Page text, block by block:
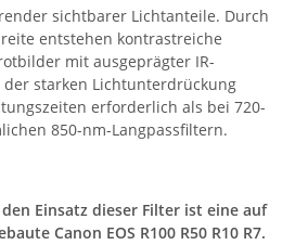
sichtbarer Lichtanteile. Durch
entstehen kontrastreiche
mit ausgeprägter IR-
starken Lichtunterdrückung
erforderlich als bei 720-
850-nm-Langpassfiltern.
Einsatz dieser Filter ist eine auf
Canon EOS R100 R50 R10 R7.